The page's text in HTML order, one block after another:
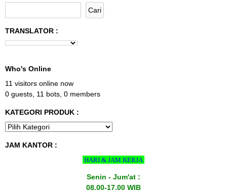
TRANSLATOR :
Who's Online
11 visitors online now
0 guests, 11 bots, 0 members
KATEGORI PRODUK :
JAM KANTOR :
HARI & JAM KERJA
Senin - Jum'at :
08.00-17.00 WIB